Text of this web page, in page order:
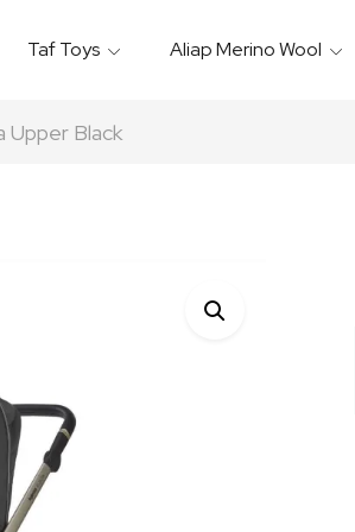
Taf Toys Aliap Merino Wool
Upper Black